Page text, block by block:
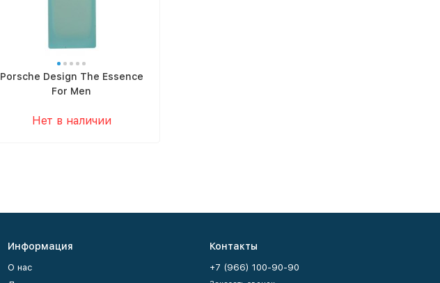
Porsche Design The Essence
For Men
Нет в наличии
Информация
О нас
Контакты
+7 (966) 100-90-90